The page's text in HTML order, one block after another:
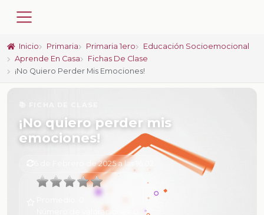
Inicio Primaria Primaria 1ero
Educación Socioemocional
Aprende En Casa
Fichas De Clase
¡No Quiero Perder Mis Emociones!
¡No quiero perder mis
emociones!
6 de Febrero de 2025 a las 16:02
Número de valoraciones: